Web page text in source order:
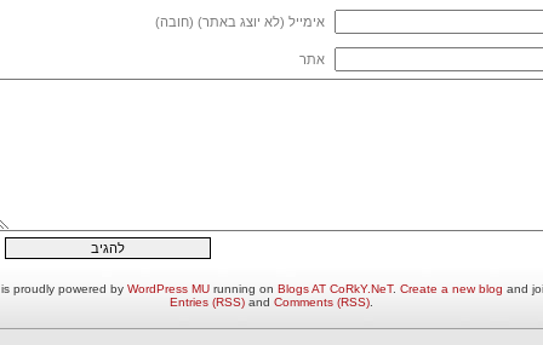
אימייל (לא יוצג באתר) (חובה)
אתר
proudly powered by WordPress MUrunning on Blogs AT CoRkY.NeT. Create a new blog and
Entries (RSS) and Comments (RSS)